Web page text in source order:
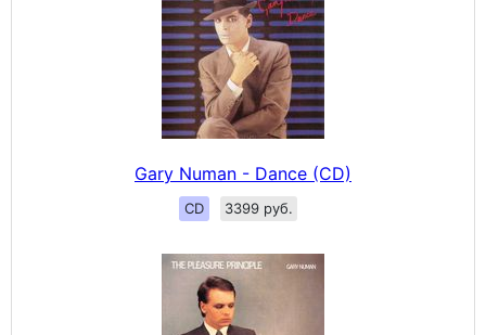
Gary Numan - Dance (CD)
CD 3399 руб.